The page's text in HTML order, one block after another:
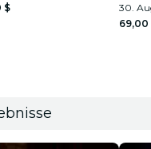
$
30.
69,00